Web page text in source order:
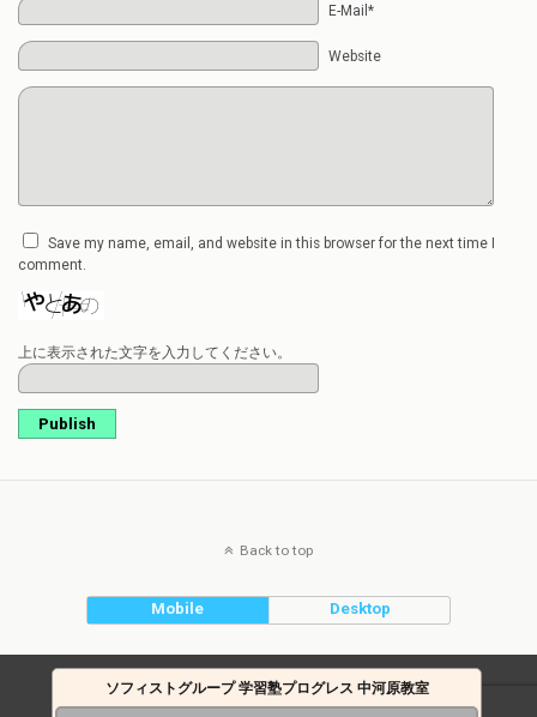
E-Mail*
Website
Save my name, email, and website in this browser for the next time I
comment.
上に表示された文字を入力してください。
Publish
Back to top
Mobile Desktop
ソフィストグループ 学習塾プログレス 中河原教室